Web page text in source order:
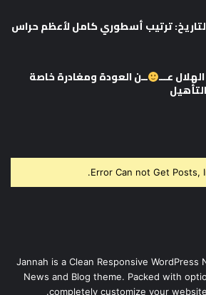
في التاريخ: ترتيب أسطوري كامل لأعظم حراس
عـــ ــن العودة ومغادرة خاصة
Error Can not Get Posts,
Jannah is a Clean Responsive WordPress
News and Blog theme. Packed with
completely customize your